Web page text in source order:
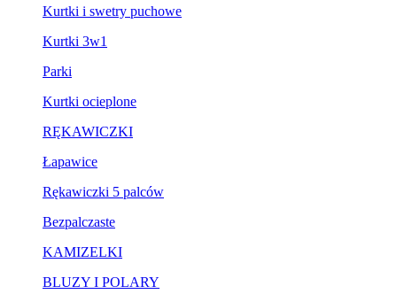
Kurtki i swetry puchowe
Kurtki 3w1
Parki
Kurtki ocieplone
RĘKAWICZKI
Łapawice
Rękawiczki 5 palców
Bezpalczaste
KAMIZELKI
BLUZY I POLARY